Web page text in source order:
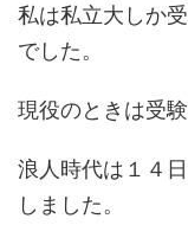
私は私立大しか
でした。
現役のときは受
浪人時代は１４
しました。